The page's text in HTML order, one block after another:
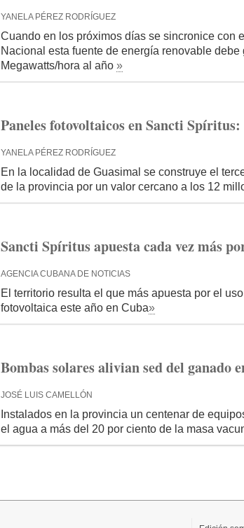
YANELA PÉREZ RODRÍGUEZ
Cuando en los próximos días se sincronice con
Nacional esta fuente de energía renovable debe
Megawatts/hora al año »
Paneles fotovoltaicos en Sancti
YANELA PÉREZ RODRÍGUEZ
En la localidad de Guasimal se construye el
de la provincia por un valor cercano a los 12
Sancti Spíritus apuesta cada vez más
AGENCIA CUBANA DE NOTICIAS
El territorio resulta el que más apuesta por el
fotovoltaica este año en Cuba»
Bombas solares alivian sed del ganado
JOSÉ LUIS CAMELLÓN
Instalados en la provincia un centenar de
el agua a más del 20 por ciento de la masa